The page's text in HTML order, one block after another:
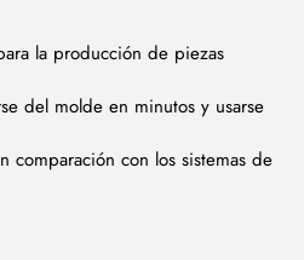
la producción de piezas
del molde en minutos y usarse
con los sistemas de